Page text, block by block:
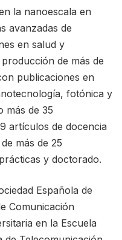
la nanoescala en
avanzadas de
en salud y
de más de
publicaciones en
fotónica y
más de 35
artículos de docencia
más de 25
y doctorado.
Española de
Comunicación
en la Escuela